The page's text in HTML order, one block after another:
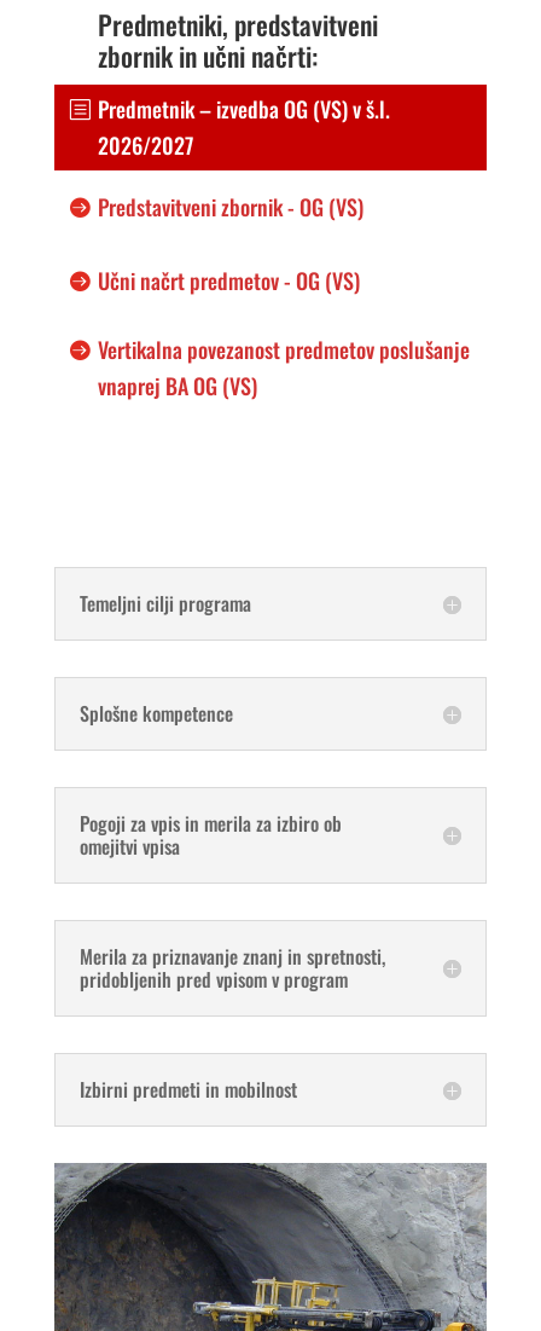
Predmetniki, predstavitveni
zbornik in učni načrti:
Predmetnik – izvedba OG (VS) v š.l.
2026/2027
Predstavitveni zbornik - OG (VS)
Učni načrt predmetov - OG (VS)
Vertikalna povezanost predmetov poslušanje
vnaprej BA OG (VS)
Temeljni cilji programa
Splošne kompetence
Pogoji za vpis in merila za izbiro ob
omejitvi vpisa
Merila za priznavanje znanj in spretnosti,
pridobljenih pred vpisom v program
Izbirni predmeti in mobilnost